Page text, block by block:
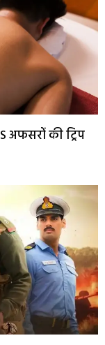
अफसरों की ट्रिप